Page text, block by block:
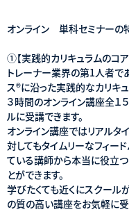
オンライン 単科セミナーの
①【実践的カリキュラムのコア
トレーナー業界の第1人者で
ス®に沿った実践的なカリキ
３時間のオンライン講座全
ルに受講できます。
オンライン講座ではリアルタ
対してもタイムリーなフィー
ている講師から本当に役立
とができます。
学びたくても近くにスクール
の質の高い講座をお気軽に受